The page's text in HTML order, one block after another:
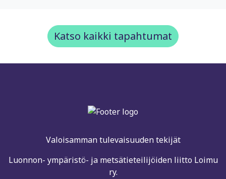
Katso kaikki tapahtumat
Valoisamman tulevaisuuden tekijät
Luonnon- ympäristö- ja metsätieteilijöiden liitto Loimu
ry.